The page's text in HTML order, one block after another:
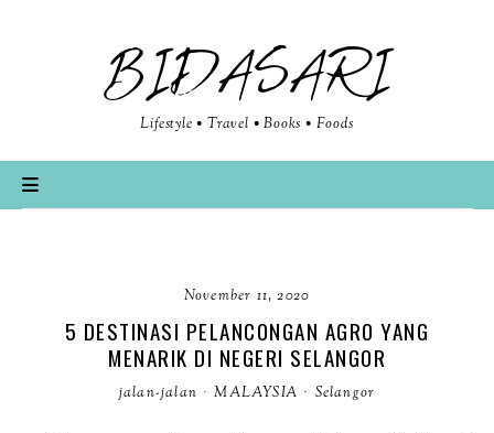
BIDASARI
Lifestyle • Travel • Books • Foods
November 11, 2020
5 DESTINASI PELANCONGAN AGRO YANG
MENARIK DI NEGERI SELANGOR
jalan-jalan · MALAYSIA · Selangor